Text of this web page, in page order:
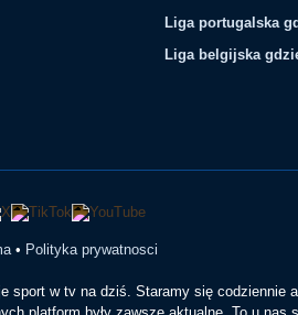
Liga portugalska
Liga belgijska
• Polityka prywatnosci
sport w tv na dziś. Staramy się
platform były zawsze aktualne. To u